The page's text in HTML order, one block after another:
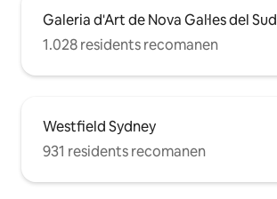
Galeria d'Art de Nova Gal·les del Sud
1.028 residents recomanen
Westfield Sydney
931 residents recomanen